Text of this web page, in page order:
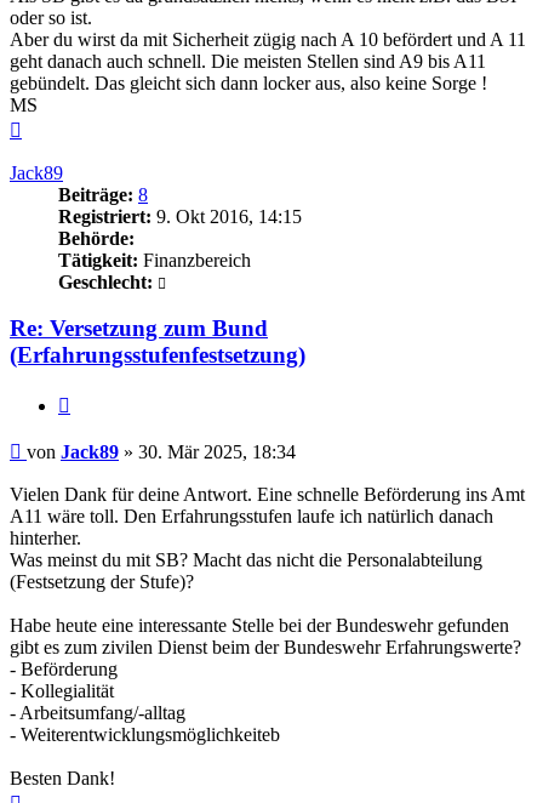
oder so ist.
Aber du wirst da mit Sicherheit zügig nach A 10 befördert und A 11
geht danach auch schnell. Die meisten Stellen sind A9 bis A11
gebündelt. Das gleicht sich dann locker aus, also keine Sorge !
MS
Jack89
Beiträge: 8
Registriert: 9. Okt 2016, 14:15
Behörde:
Tätigkeit: Finanzbereich
Geschlecht:
Re: Versetzung zum Bund
(Erfahrungsstufenfestsetzung)
Beitrag
von Jack89 » 30. Mär 2025, 18:34
Vielen Dank für deine Antwort. Eine schnelle Beförderung ins Amt
A11 wäre toll. Den Erfahrungsstufen laufe ich natürlich danach
hinterher.
Was meinst du mit SB? Macht das nicht die Personalabteilung
(Festsetzung der Stufe)?
Habe heute eine interessante Stelle bei der Bundeswehr gefunden
gibt es zum zivilen Dienst beim der Bundeswehr Erfahrungswerte?
- Beförderung
- Kollegialität
- Arbeitsumfang/-alltag
- Weiterentwicklungsmöglichkeiteb
Besten Dank!